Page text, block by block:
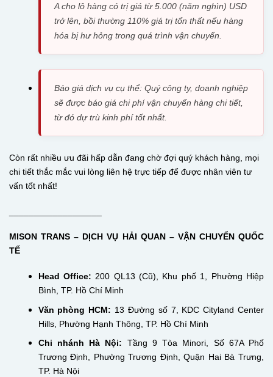
A cho lô hàng có trị giá từ 5.000 (năm nghìn) USD
trở lên, bồi thường 110% giá trị tổn thất nếu hàng
hóa bị hư hỏng trong quá trình vận chuyển.
Báo giá dịch vụ cụ thể: Quý công ty, doanh nghiệp
sẽ được báo giá chi phí vận chuyển hàng chi tiết,
từ đó dự trù kinh phí tốt nhất.
Còn rất nhiều ưu đãi hấp dẫn đang chờ đợi quý khách hàng, mọi
chi tiết thắc mắc vui lòng liên hệ trực tiếp để được nhân viên tư
vấn tốt nhất!
MISON TRANS – DỊCH VỤ HẢI QUAN – VẬN CHUYỂN QUỐC
TẾ
Head Office: 200 QL13 (Cũ), Khu phố 1, Phường Hiệp
Bình, TP. Hồ Chí Minh
Văn phòng HCM: 13 Đường số 7, KDC Cityland Center
Hills, Phường Hạnh Thông, TP. Hồ Chí Minh
Chi nhánh Hà Nội: Tầng 9 Tòa Minori, Số 67A Phố
Trương Định, Phường Trương Định, Quận Hai Bà Trưng,
TP. Hà Nội